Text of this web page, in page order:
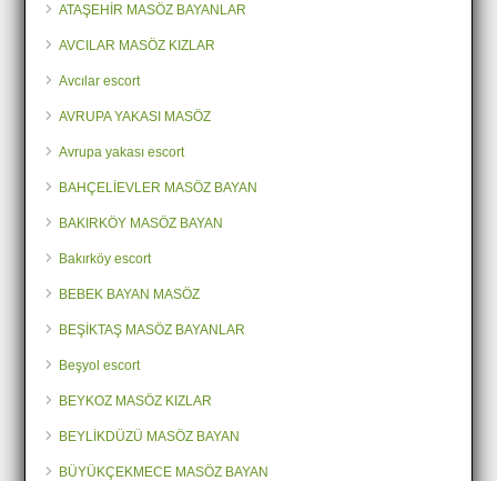
ATAŞEHİR MASÖZ BAYANLAR
AVCILAR MASÖZ KIZLAR
Avcılar escort
AVRUPA YAKASI MASÖZ
Avrupa yakası escort
BAHÇELİEVLER MASÖZ BAYAN
BAKIRKÖY MASÖZ BAYAN
Bakırköy escort
BEBEK BAYAN MASÖZ
BEŞİKTAŞ MASÖZ BAYANLAR
Beşyol escort
BEYKOZ MASÖZ KIZLAR
BEYLİKDÜZÜ MASÖZ BAYAN
BÜYÜKÇEKMECE MASÖZ BAYAN